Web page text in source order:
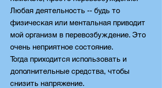
Любая деятельность -- будь то
физическая или ментальная приводит
мой организм в перевозбуждение. Это
очень неприятное состояние.
Тогда приходится использовать и
дополнительные средства, чтобы
снизить напряжение.